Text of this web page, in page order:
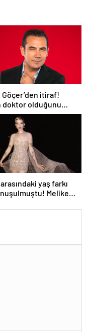
Göçer’den itiraf!
doktor olduğunu
yaş farkı
Melike